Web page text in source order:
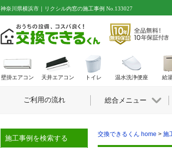
神奈川県横浜市｜リクシル内窓の施工事例 No.133027
施工事例を検索する 交換できるくん home > 施
壁掛エアコン 天井エアコン トイレ 温水洗浄便座 給
ご利用の流れ 総合メニュー